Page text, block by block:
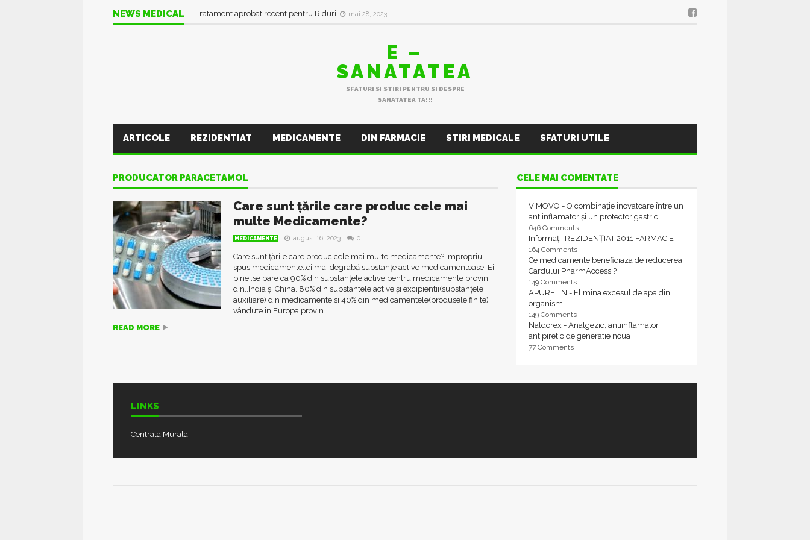
NEWS MEDICAL Tratament aprobat recent pentru Riduri mai 28, 2023
E –
SANATATEA
SFATURI SI STIRI PENTRU SI DESPRE
SANATATEA TA!!!
ARTICOLE REZIDENTIAT MEDICAMENTE DIN FARMACIE STIRI MEDICALE SFATURI UTILE
PRODUCATOR PARACETAMOL
Care sunt țările care produc cele mai
multe Medicamente?
MEDICAMENTE august 16, 2023 0
Care sunt țările care produc cele mai multe medicamente? Impropriu
spus medicamente..ci mai degrabă substanțe active medicamentoase. Ei
bine..se pare ca 90% din substanțele active pentru medicamente provin
din..India și China. 80% din substantele active și excipientii(substanțele
auxiliare) din medicamente si 40% din medicamentele(produsele finite)
vândute în Europa provin...
READ MORE
CELE MAI COMENTATE
VIMOVO - O combinație inovatoare între un
antiinflamator și un protector gastric
646 Comments
Informații REZIDENȚIAT 2011 FARMACIE
164 Comments
Ce medicamente beneficiaza de reducerea
Cardului PharmAccess ?
149 Comments
APURETIN - Elimina excesul de apa din
organism
149 Comments
Naldorex - Analgezic, antiinflamator,
antipiretic de generatie noua
77 Comments
LINKS
Centrala Murala